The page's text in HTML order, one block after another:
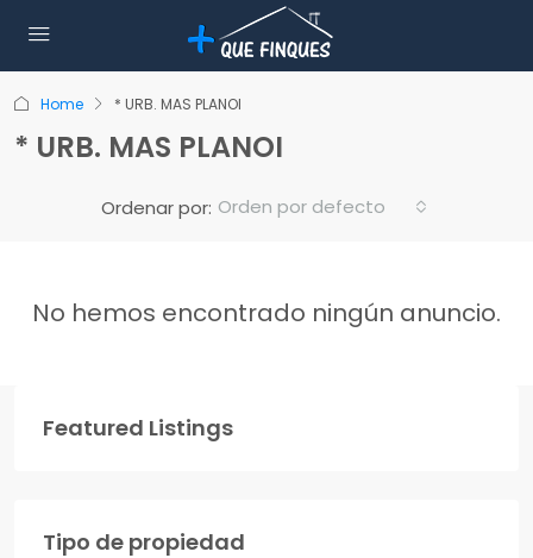
Home * URB. MAS PLANOI
* URB. MAS PLANOI
Ordenar por: Orden por defecto
No hemos encontrado ningún anuncio.
Featured Listings
Tipo de propiedad